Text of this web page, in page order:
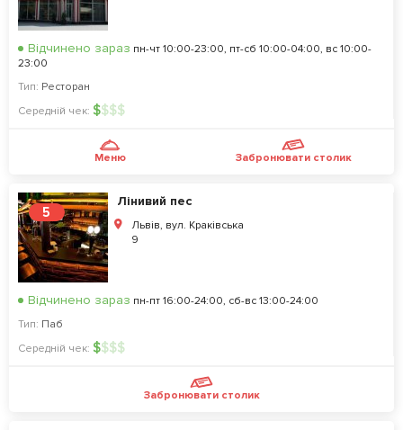
Відчинено зараз пн-чт 10:00-23:00, пт-сб 10:00-04:00, вс 10:00-
23:00
Тип: Ресторан
Середній чек: $$$$
Меню Забронювати столик
5
Лінивий пес
Львів, вул. Краківська
9
Відчинено зараз пн-пт 16:00-24:00, сб-вс 13:00-24:00
Тип: Паб
Середній чек: $$$$
Забронювати столик